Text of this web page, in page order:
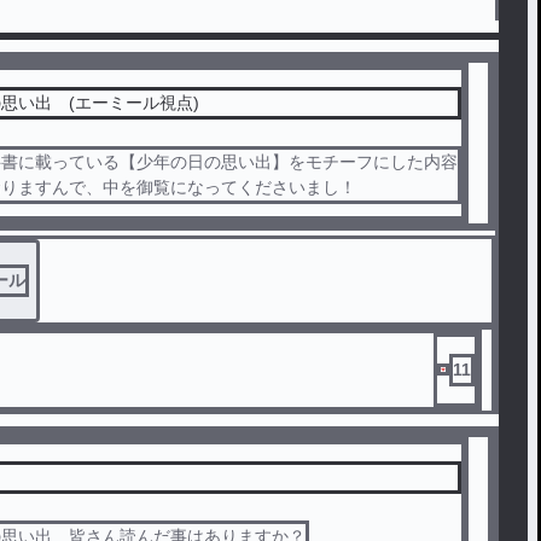
思い出 (エーミール視点)
に載っている【少年の日の思い出】をモチーフにした内容
ますんで、中を御覧になってくださいまし！
ル
11
い出…皆さん読んだ事はありますか？